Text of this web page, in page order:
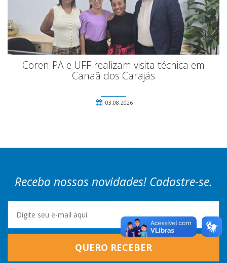
Coren-PA e UFF realizam visita técnica em
Canaã dos Carajás
03.08.2026
Receba nossas novidades! Cadastre-se.
QUERO RECEBER